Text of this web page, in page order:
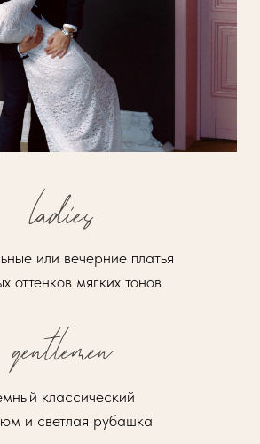
или вечерние платья
оттенков мягких тонов
классический
и светлая рубашка